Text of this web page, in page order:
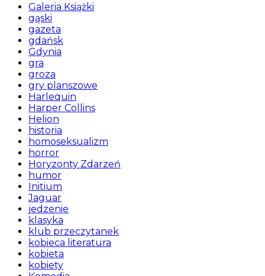
Galeria Książki
gąski
gazeta
gdańsk
Gdynia
gra
groza
gry planszowe
Harlequin
Harper Collins
Helion
historia
homoseksualizm
horror
Horyzonty Zdarzeń
humor
Initium
Jaguar
jedzenie
klasyka
klub przeczytanek
kobieca literatura
kobieta
kobiety